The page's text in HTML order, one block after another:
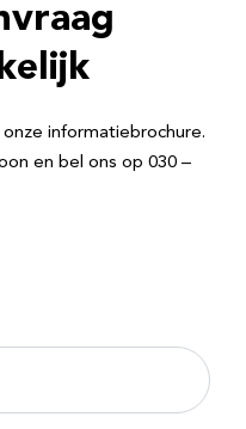
informatiebrochure.
en bel ons op 030 –